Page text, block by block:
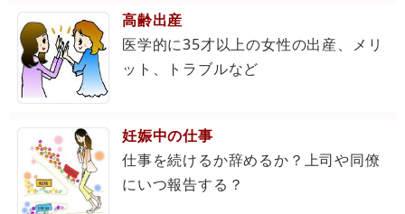
高齢出産
医学的に35才以上の女性の出産、メリ
ット、トラブルなど
妊娠中の仕事
仕事を続けるか辞めるか？上司や同僚
にいつ報告する？